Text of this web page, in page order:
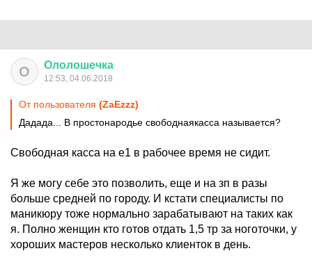
О Ололошечка
12:53, 04.06.2018
От пользователя (ZaEzzz)
Дадада... В простонародье свободнаякасса называется?
Свободная касса на е1 в рабочее время не сидит.
Я же могу себе это позволить, еще и на зп в разы
больше средней по городу. И кстати специалисты по
маникюру тоже нормально зарабатывают на таких как
я. Полно женщин кто готов отдать 1,5 тр за ноготочки, у
хороших мастеров несколько клиенток в день.